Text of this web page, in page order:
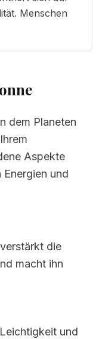
Menschen
dem Planeten
Aspekte
und
die
macht ihn
und